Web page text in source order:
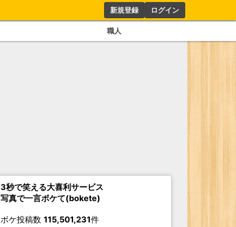
新規登録 ログイン
職人
3秒で笑える大喜利サービス
写真で一言ボケて(bokete)
ボケ投稿数 115,501,231件